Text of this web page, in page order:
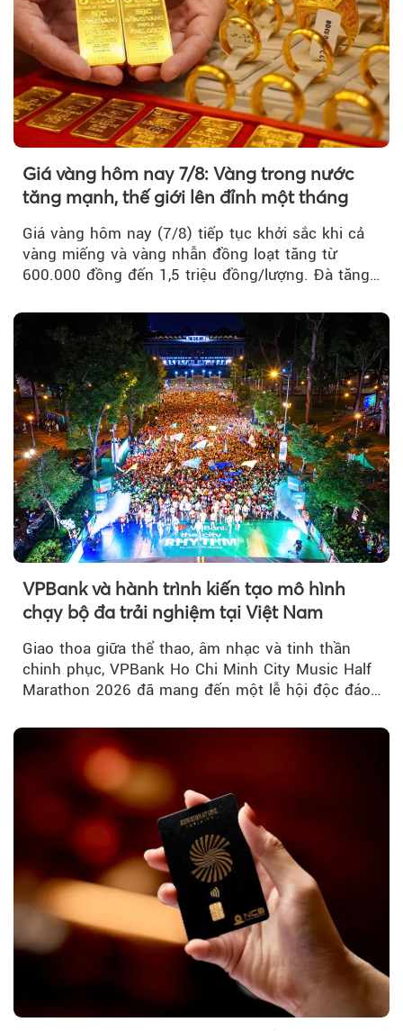
Giá vàng hôm nay 7/8: Vàng trong nước
tăng mạnh, thế giới lên đỉnh một tháng
Giá vàng hôm nay (7/8) tiếp tục khởi sắc khi cả
vàng miếng và vàng nhẫn đồng loạt tăng từ
600.000 đồng đến 1,5 triệu đồng/lượng. Đà tăng
vàng thế giới bứt phá lên mức cao nhất trong
một tháng.
VPBank và hành trình kiến tạo mô hình
chạy bộ đa trải nghiệm tại Việt Nam
Giao thoa giữa thể thao, âm nhạc và tinh thần
chinh phục, VPBank Ho Chi Minh City Music Half
Marathon 2026 đã mang đến một lễ hội độc đáo